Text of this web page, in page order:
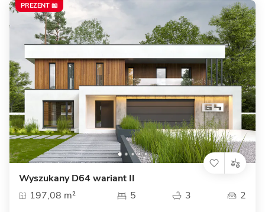
Wyszukany D64 wariant II
197,08 m²
5 3 2
PREZENT 📖